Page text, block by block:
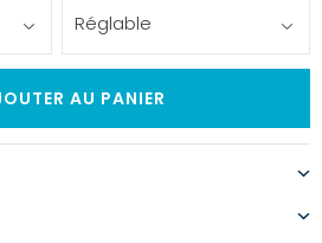
Réglable
AU PANIER